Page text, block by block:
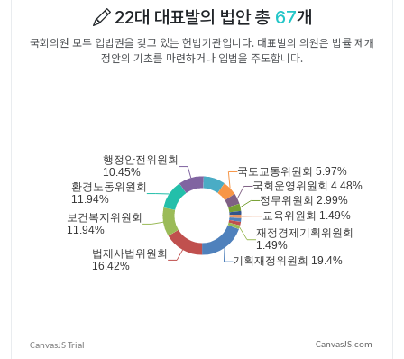
22대 대표발의 법안 총 67개
국회의원 모두 입법권을 갖고 있는 헌법기관입니다. 대표발의 의원은 법률 제개
정안의 기초를 마련하거나 입법을 주도합니다.
CanvasJS.com